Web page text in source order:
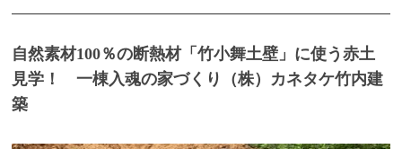
自然素材100％の断熱材「竹小舞土壁」に使う赤土
見学！ 一棟入魂の家づくり（株）カネタケ竹内建
築